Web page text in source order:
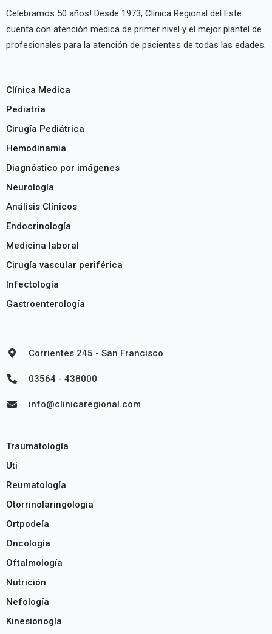
Celebramos 50 años! Desde 1973, Clínica Regional del Este
cuenta con atención medica de primer nivel y el mejor plantel de
profesionales para la atención de pacientes de todas las edades.
Clínica Medica
Pediatría
Cirugía Pediátrica
Hemodinamia
Diagnóstico por imágenes
Neurología
Análisis Clínicos
Endocrinología
Medicina laboral
Cirugía vascular periférica
Infectología
Gastroenterología
Corrientes 245 - San Francisco
03564 - 438000
info@clinicaregional.com
Traumatología
Uti
Reumatología
Otorrinolaringologia
Ortpodeía
Oncología
Oftalmología
Nutrición
Nefología
Kinesionogía